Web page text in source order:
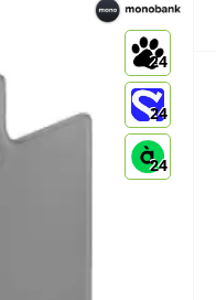
24
24
24